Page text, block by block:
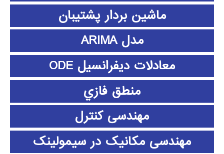
ماشین بردار پشتیبان
مدل ARIMA
معادلات دیفرانسیل ODE
منطق فازي
مهندسی کنترل
مهندسی مکانیک در سیمولینک